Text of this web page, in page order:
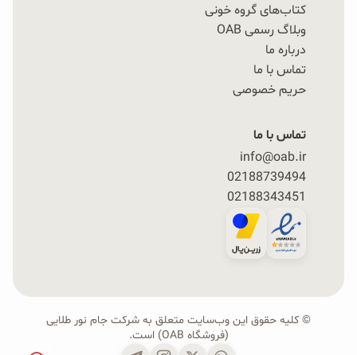
کتاب‌های گروه خونی
وبلاگ رسمی OAB
درباره ما
تماس با ما
حریم خصوصی
تماس با ما
info@oab.ir
02188739494
02188343451
© کلیه حقوق این وب‌سایت متعلق به شرکت جام نور طلایی
(فروشگاه OAB) است.